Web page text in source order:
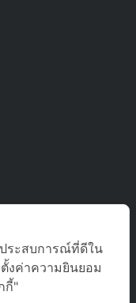
หมู่บ้านประชาชื่น
ร็ด นนทบุรี 11120
ระสบการณ์ที่ดีใน
งค่าความยินยอม
กี้"